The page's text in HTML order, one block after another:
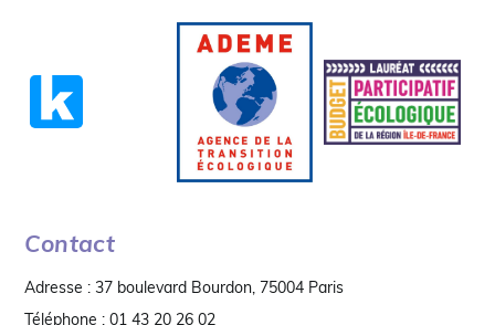
Contact
Adresse : 37 boulevard Bourdon, 75004 Paris
Téléphone : 01 43 20 26 02